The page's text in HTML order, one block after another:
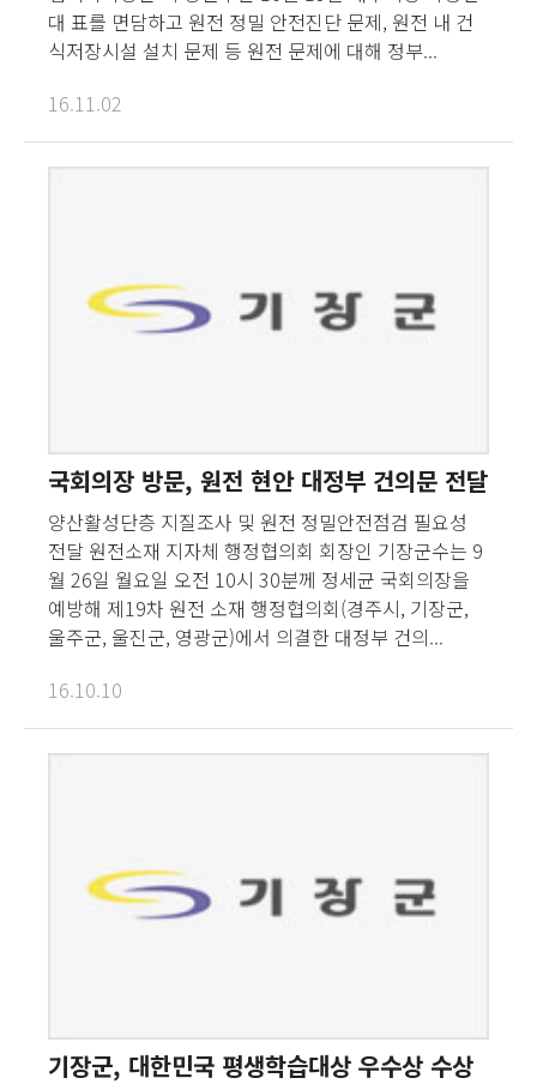
대 표를 면담하고 원전 정밀 안전진단 문제, 원전 내 건
식저장시설 설치 문제 등 원전 문제에 대해 정부...
16.11.02
국회의장 방문, 원전 현안 대정부 건의문 전달
양산활성단층 지질조사 및 원전 정밀안전점검 필요성
전달 원전소재 지자체 행정협의회 회장인 기장군수는 9
월 26일 월요일 오전 10시 30분께 정세균 국회의장을
예방해 제19차 원전 소재 행정협의회(경주시, 기장군,
울주군, 울진군, 영광군)에서 의결한 대정부 건의...
16.10.10
기장군, 대한민국 평생학습대상 우수상 수상